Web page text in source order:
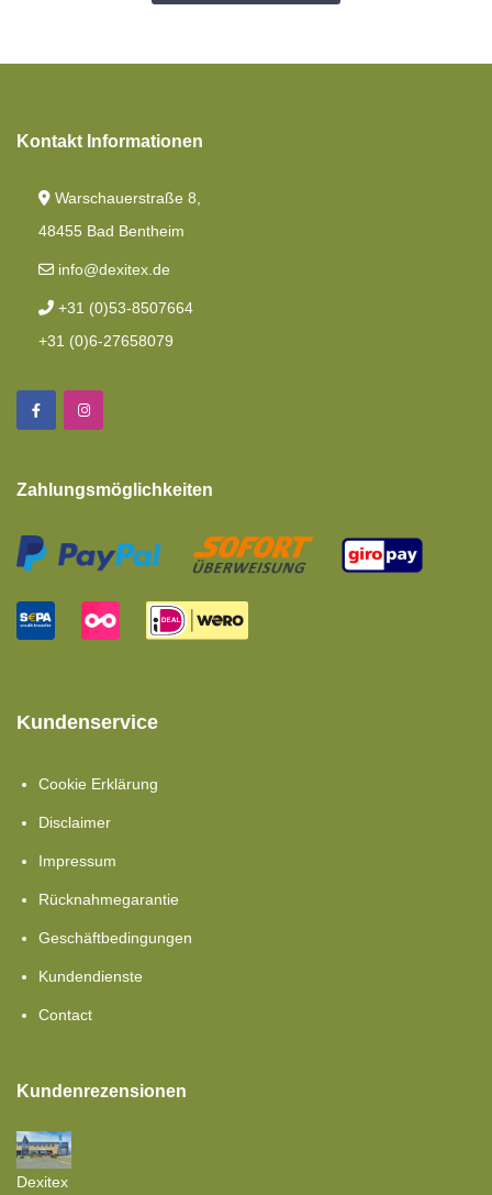
Kontakt Informationen
Warschauerstraße 8,
48455 Bad Bentheim
info@dexitex.de
+31 (0)53-8507664
+31 (0)6-27658079
Zahlungsmöglichkeiten
Kundenservice
Cookie Erklärung
Disclaimer
Impressum
Rücknahmegarantie
Geschäftbedingungen
Kundendienste
Contact
Kundenrezensionen
Dexitex